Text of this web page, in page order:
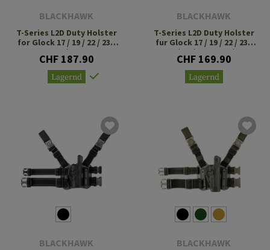
BLACKHAWK
T-Series L2D Duty Holster
for Glock 17 / 19 / 22 / 23 /
34 / 35
CHF 187.90
Lagernd
BLACKHAWK
T-Series L2D Duty Holster
fur Glock 17 / 19 / 22 / 23 /
31 / 32 / 47 TLR-1 / 2
CHF 169.90
Lagernd
BLACKHAWK BLACKHAWK